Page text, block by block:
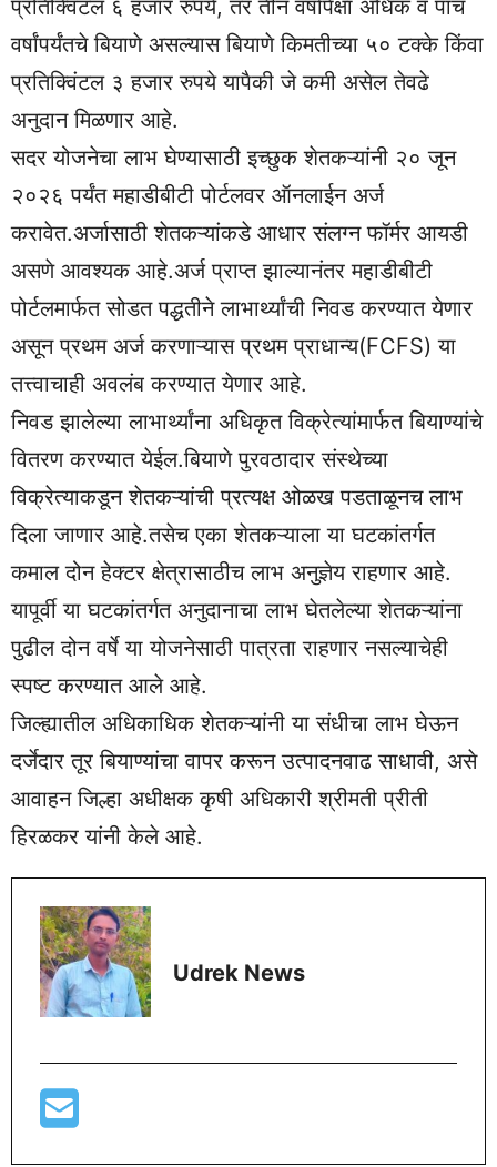
प्रतिक्विंटल ६ हजार रुपये, तर तीन वर्षांपेक्षा अधिक व पाच
वर्षांपर्यंतचे बियाणे असल्यास बियाणे किमतीच्या ५० टक्के किंवा
प्रतिक्विंटल ३ हजार रुपये यापैकी जे कमी असेल तेवढे
अनुदान मिळणार आहे.
सदर योजनेचा लाभ घेण्यासाठी इच्छुक शेतकऱ्यांनी २० जून
२०२६ पर्यंत महाडीबीटी पोर्टलवर ऑनलाईन अर्ज
करावेत.अर्जासाठी शेतकऱ्यांकडे आधार संलग्न फॉर्मर आयडी
असणे आवश्यक आहे.अर्ज प्राप्त झाल्यानंतर महाडीबीटी
पोर्टलमार्फत सोडत पद्धतीने लाभार्थ्यांची निवड करण्यात येणार
असून प्रथम अर्ज करणाऱ्यास प्रथम प्राधान्य(FCFS) या
तत्त्वाचाही अवलंब करण्यात येणार आहे.
निवड झालेल्या लाभार्थ्यांना अधिकृत विक्रेत्यांमार्फत बियाण्यांचे
वितरण करण्यात येईल.बियाणे पुरवठादार संस्थेच्या
विक्रेत्याकडून शेतकऱ्यांची प्रत्यक्ष ओळख पडताळूनच लाभ
दिला जाणार आहे.तसेच एका शेतकऱ्याला या घटकांतर्गत
कमाल दोन हेक्टर क्षेत्रासाठीच लाभ अनुज्ञेय राहणार आहे.
यापूर्वी या घटकांतर्गत अनुदानाचा लाभ घेतलेल्या शेतकऱ्यांना
पुढील दोन वर्षे या योजनेसाठी पात्रता राहणार नसल्याचेही
स्पष्ट करण्यात आले आहे.
जिल्ह्यातील अधिकाधिक शेतकऱ्यांनी या संधीचा लाभ घेऊन
दर्जेदार तूर बियाण्यांचा वापर करून उत्पादनवाढ साधावी, असे
आवाहन जिल्हा अधीक्षक कृषी अधिकारी श्रीमती प्रीती
हिरळकर यांनी केले आहे.
Udrek News